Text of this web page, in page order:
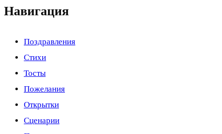
Навигация
Поздравления
Стихи
Тосты
Пожелания
Открытки
Сценарии